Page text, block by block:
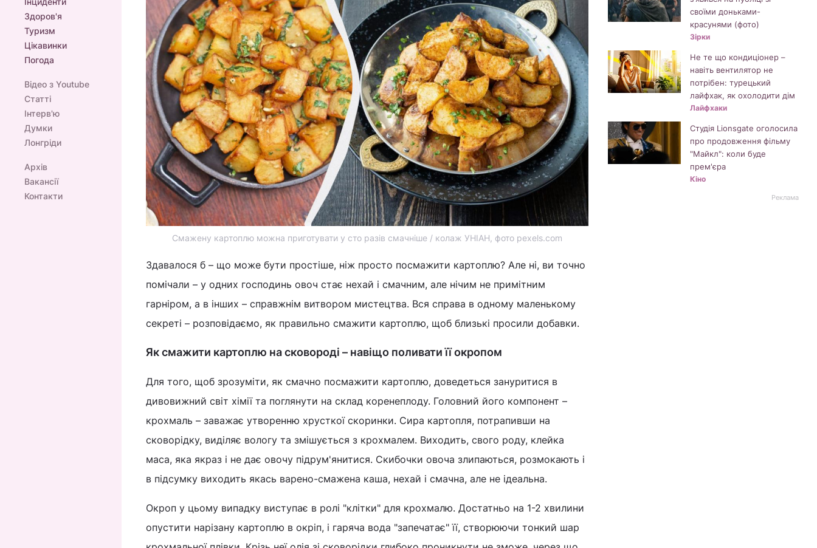
Здоров'я
Туризм
Цікавинки
Погода
Відео з Youtube
Статті
Інтерв'ю
Думки
Лонгріди
Архів
Вакансії
Контакти
Смажену картоплю можна приготувати у сто разів смачніше / колаж УНІАН, фото pexels.com
Здавалося б – що може бути простіше, ніж просто посмажити картоплю? Але ні, ви точно
помічали – у одних господинь овоч стає нехай і смачним, але нічим не примітним
гарніром, а в інших – справжнім витвором мистецтва. Вся справа в одному маленькому
секреті – розповідаємо, як правильно смажити картоплю, щоб близькі просили добавки.
Як смажити картоплю на сковороді – навіщо поливати її окропом
Для того, щоб зрозуміти, як смачно посмажити картоплю, доведеться зануритися в
дивовижний світ хімії та поглянути на склад коренеплоду. Головний його компонент –
крохмаль – заважає утворенню хрусткої скоринки. Сира картопля, потрапивши на
сковорідку, виділяє вологу та змішується з крохмалем. Виходить, свого роду, клейка
маса, яка якраз і не дає овочу підрум'янитися. Скибочки овоча злипаються, розмокають і
в підсумку виходить якась варено-смажена каша, нехай і смачна, але не ідеальна.
Окроп у цьому випадку виступає в ролі "клітки" для крохмалю. Достатньо на 1-2 хвилини
опустити нарізану картоплю в окріп, і гаряча вода "запечатає" її, створюючи тонкий шар
своїми доньками-
красунями (фото)
Зірки
Не те що кондиціонер –
навіть вентилятор не
потрібен: турецький
лайфхак, як охолодити дім
Лайфхаки
Студія Lionsgate оголосила
про продовження фільму
"Майкл": коли буде
прем'єра
Кіно
Реклама